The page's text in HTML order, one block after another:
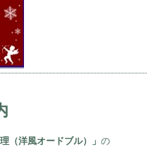
（洋風オードブル）」 の